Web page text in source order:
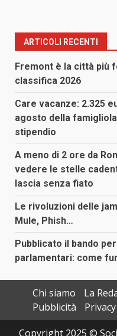
ARTICOLI RECENTI
Fremont è la città più
classifica 2026
Care vacanze: 2.325
agosto della
stipendio
A meno di 2 ore da
vedere le stelle
lascia senza fiato
Le rivoluzioni delle
Mule, Phish…
Pubblicato il bando
parlamentari: come
Chi siamo
La
Pubblicità
Copyright 2025 ©